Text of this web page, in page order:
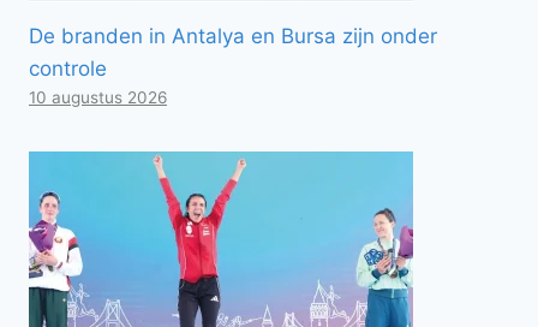
De branden in Antalya en Bursa zijn onder
controle
10 augustus 2026